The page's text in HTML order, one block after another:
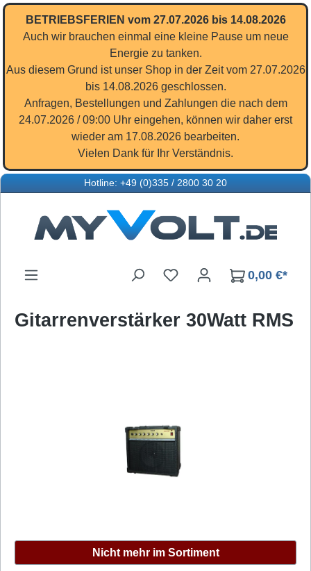
Zum Hauptinhalt springen
BETRIEBSFERIEN vom 27.07.2026 bis 14.08.2026
Auch wir brauchen einmal eine kleine Pause um neue
Energie zu tanken.
Aus diesem Grund ist unser Shop in der Zeit vom 27.07.2026
bis 14.08.2026 geschlossen.
Anfragen, Bestellungen und Zahlungen die nach dem
24.07.2026 / 09:00 Uhr eingehen, können wir daher erst
wieder am 17.08.2026 bearbeiten.
Vielen Dank für Ihr Verständnis.
Hotline: +49 (0)335 / 2800 30 20
Du hast 0 Produkte auf
0,00 €*
Gitarrenverstärker 30Watt RMS
Nicht mehr im Sortiment